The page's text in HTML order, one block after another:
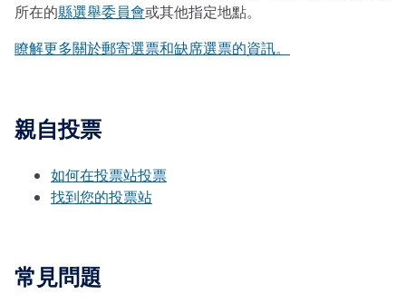
所在的縣選舉委員會或其他指定地點。
瞭解更多關於郵寄選票和缺席選票的資訊。
親自投票
如何在投票站投票
找到您的投票站
常見問題